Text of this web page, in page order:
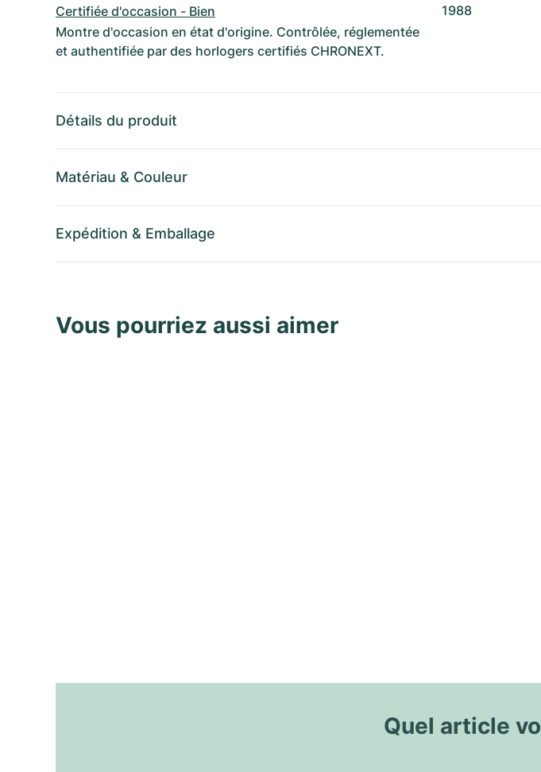
Certifiée d'occasion - Bien
Montre d'occasion en état d'origine. Contrôlée, réglementée
et authentifiée par des horlogers certifiés CHRONEXT.
1988
Détails du produit
Matériau & Couleur
Expédition & Emballage
Vous pourriez aussi aimer
Quel article